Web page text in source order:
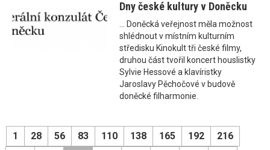
Dny české kultury v Doněcku
... Doněcká veřejnost měla možnost
shlédnout v místním kulturním
středisku Kinokult tři české filmy,
druhou část tvořil koncert houslistky
Sylvie Hessové a klavíristky
Jaroslavy Pěchočové v budově
doněcké filharmonie.
1 28 56 83 110 138 165 192
216